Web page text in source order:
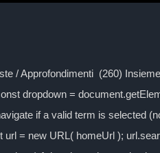
/ Approfondimenti (260)
dropdown =
if a valid term is selected
= new URL( homeUrl );